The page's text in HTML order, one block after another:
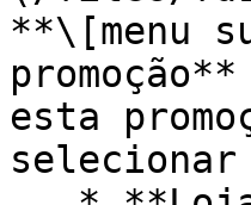
**\[menu
esta